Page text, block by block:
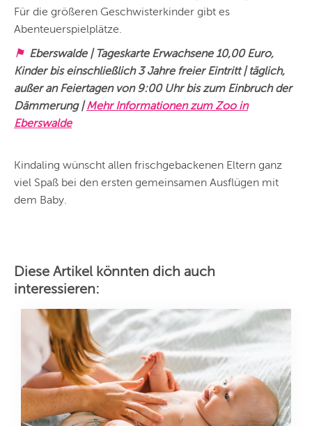
Für die größeren Geschwisterkinder gibt es
Abenteuerspielplätze.
⚑ Eberswalde | Tageskarte Erwachsene 10,00 Euro,
Kinder bis einschließlich 3 Jahre freier Eintritt | täglich,
außer an Feiertagen von 9:00 Uhr bis zum Einbruch der
Dämmerung |Mehr Informationen zum Zoo in
Eberswalde
Kindaling wünscht allen frischgebackenen Eltern ganz
viel Spaß bei den ersten gemeinsamen Ausflügen mit
dem Baby.
Diese Artikel könnten dich auch
interessieren: